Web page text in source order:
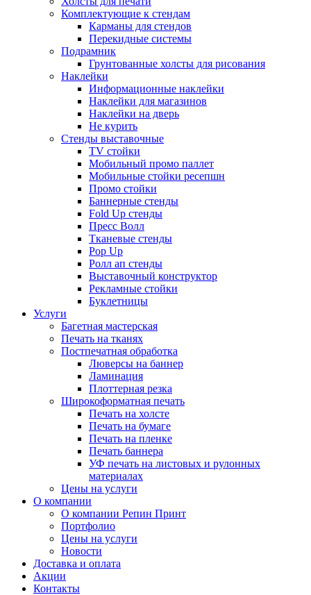
Комплектующие к стендам
Карманы для стендов
Перекидные системы
Подрамник
Грунтованные холсты для рисования
Наклейки
Информационные наклейки
Наклейки для магазинов
Наклейки на дверь
Не курить
Стенды выставочные
TV стойки
Мобильный промо паллет
Мобильные стойки ресепшн
Промо стойки
Баннерные стенды
Fold Up стенды
Пресс Волл
Тканевые стенды
Pop Up
Ролл ап стенды
Выставочный конструктор
Рекламные стойки
Буклетницы
Услуги
Багетная мастерская
Печать на тканях
Постпечатная обработка
Люверсы на баннер
Ламинация
Плоттерная резка
Широкоформатная печать
Печать на холсте
Печать на бумаге
Печать на пленке
Печать баннера
УФ печать на листовых и рулонных
материалах
Цены на услуги
О компании
О компании Репин Принт
Портфолио
Цены на услуги
Новости
Доставка и оплата
Акции
Контакты